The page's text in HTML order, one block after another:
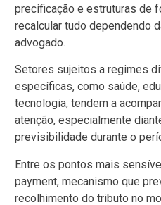
precificação e estruturas de
recalcular tudo dependendo
advogado.
Setores sujeitos a regimes
específicas, como saúde,
tecnologia, tendem a
atenção, especialmente
previsibilidade durante o
Entre os pontos mais
payment, mecanismo que
recolhimento do tributo no